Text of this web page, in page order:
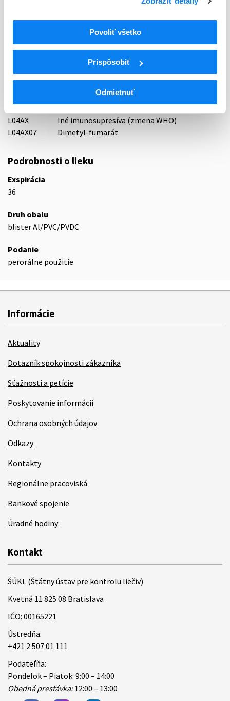
Povoliť všetko
Prispôsobiť
Odmietnuť
59 - IMMUNOPRAEPARATA
ATC
Imunosupresíva (zmena WHO)
L04AX
Iné imunosupresíva (zmena WHO)
L04AX07
Dimetyl-fumarát
Podrobnosti o lieku
Exspirácia
36
Druh obalu
blister Al/PVC/PVDC
Podanie
perorálne použitie
Informácie
Aktuality
Dotazník spokojnosti zákazníka
Sťažnosti a petície
Poskytovanie informácií
Ochrana osobných údajov
Odkazy
Kontakty
Regionálne pracoviská
Bankové spojenie
Úradné hodiny
Kontakt
ŠÚKL (Štátny ústav pre kontrolu liečiv)
Kvetná 11 825 08 Bratislava
IČO: 00165221
Ústredňa:
+421 2 507 01 111
Podateľňa:
Pondelok – Piatok: 9:00 – 14:00
Obedná prestávka:12:00 – 13:00